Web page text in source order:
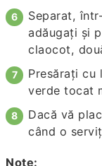
Separat,
adăugaţi şi
claocot,
Presăraţi cu
verde tocat
Dacă vă
când o
Note: